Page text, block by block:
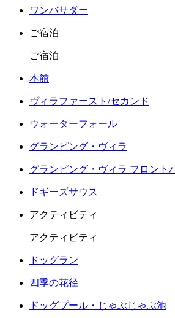
ワンバサダー
ご宿泊
ご宿泊
本館
ヴィラファースト/セカンド
ウォーターフォール
グランピング・ヴィラ
グランピング・ヴィラ フロント
ドギーズサウス
アクティビティ
アクティビティ
ドッグラン
四季の花径
ドッグプール・じゃぶじゃぶ池